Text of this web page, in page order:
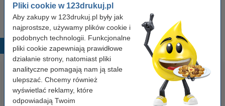
Pliki cookie w 123drukuj.pl
Aby zakupy w 123drukuj.pl były jak
najprostsze, używamy plików cookie i
podobnych technologii. Funkcjonalne
pliki cookie zapewniają prawidłowe
działanie strony, natomiast pliki
analityczne pomagają nam ją stale
ulepszać. Chcemy również
wyświetlać reklamy, które
odpowiadają Twoim
8,90 zł
Popularne produkty